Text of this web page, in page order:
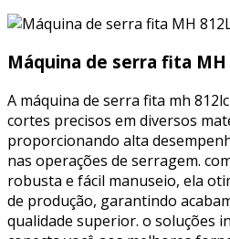
Máquina de serra fita MH
A máquina de serra fita mh
cortes precisos em diversos
proporcionando alta
nas operações de serragem.
robusta e fácil manuseio, ela
de produção, garantindo
qualidade superior. o soluções